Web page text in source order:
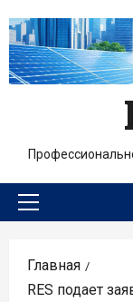
содержимому
Основное
Главная
RES подает